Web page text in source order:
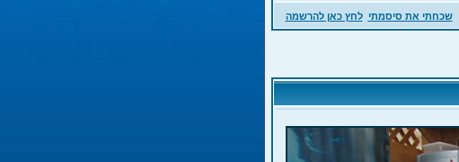
שכחתי את סיסמתי לחץ כאן להרשמה